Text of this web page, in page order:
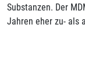
Substanzen. Der
Jahren eher zu- als